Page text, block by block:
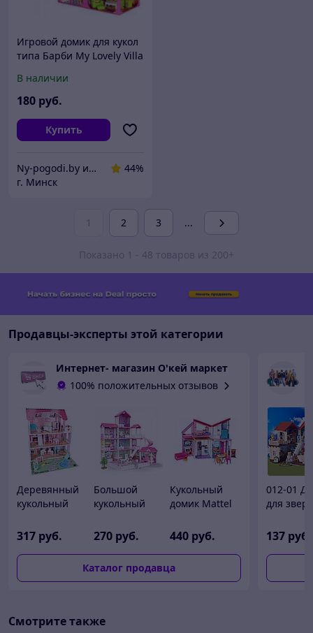
Игровой домик для кукол
типа Барби My Lovely Villa
В наличии
180 руб.
Купить
Ny-pogodi.by интернет магазин "Ну, погоди бай"
44%
г. Минск
1 2 3 ...
Показано 1 - 48 товаров из 200+
Продавцы-эксперты этой категории
Интернет- магазин O'кей маркет
100% положительных отзывов
Деревянный
кукольный
мебелью Lulio
Gardeno Led
KX6484_1
317 руб.
Большой
кукольный
мебелью
Princess
House 97 см с
подсветкой
270 руб.
Кукольный
домик Mattel
Малибу»
FXG57
440 руб.
Каталог продавца
012-01
для
домик
кукол
Sylvanian
137 руб.
Смотрите также